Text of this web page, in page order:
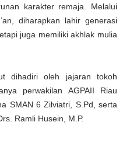
karakter remaja. Melalui
diharapkan lahir generasi
juga memiliki akhlak mulia
dihadiri oleh jajaran tokoh
perwakilan AGPAII Riau
SMAN 6 Zilviatri, S.Pd, serta
Ramli Husein, M.P.
Al-Quran